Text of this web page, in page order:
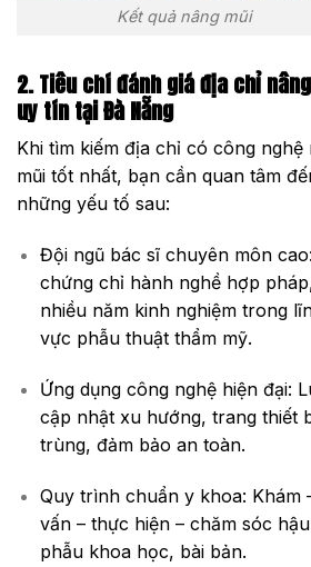
Kết quả nâng mũi
2. Tiêu chí đánh giá địa chỉ
uy tín tại Đà Nẵng
Khi tìm kiếm địa chỉ có công nghệ
mũi tốt nhất, bạn cần quan tâm
những yếu tố sau:
Đội ngũ bác sĩ chuyên môn
chứng chỉ hành nghề hợp
nhiều năm kinh nghiệm trong
vực phẫu thuật thẩm mỹ.
Ứng dụng công nghệ hiện đại:
cập nhật xu hướng, trang thiết
trùng, đảm bảo an toàn.
Quy trình chuẩn y khoa: Khám
vấn – thực hiện – chăm sóc hậu
phẫu khoa học, bài bản.